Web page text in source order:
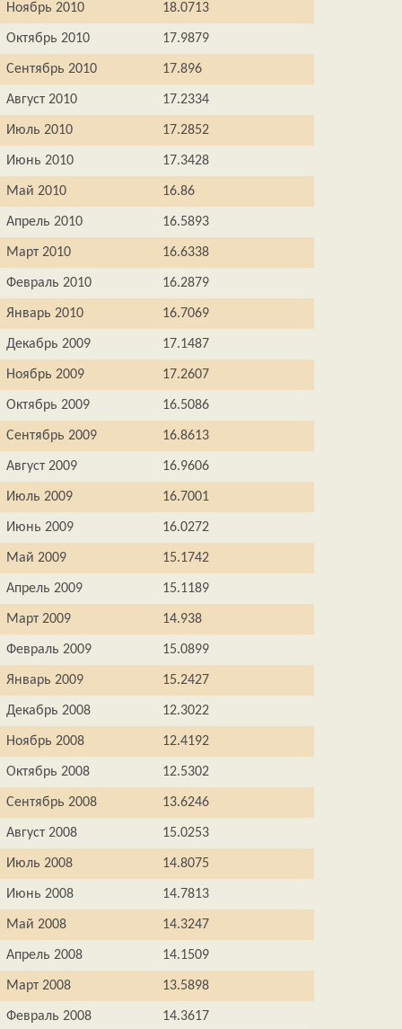
Ноябрь 2010 18.0713
Октябрь 2010 17.9879
Сентябрь 2010 17.896
Август 2010 17.2334
Июль 2010 17.2852
Июнь 2010 17.3428
Май 2010 16.86
Апрель 2010 16.5893
Март 2010 16.6338
Февраль 2010 16.2879
Январь 2010 16.7069
Декабрь 2009 17.1487
Ноябрь 2009 17.2607
Октябрь 2009 16.5086
Сентябрь 2009 16.8613
Август 2009 16.9606
Июль 2009 16.7001
Июнь 2009 16.0272
Май 2009 15.1742
Апрель 2009 15.1189
Март 2009 14.938
Февраль 2009 15.0899
Январь 2009 15.2427
Декабрь 2008 12.3022
Ноябрь 2008 12.4192
Октябрь 2008 12.5302
Сентябрь 2008 13.6246
Август 2008 15.0253
Июль 2008 14.8075
Июнь 2008 14.7813
Май 2008 14.3247
Апрель 2008 14.1509
Март 2008 13.5898
Февраль 2008 14.3617